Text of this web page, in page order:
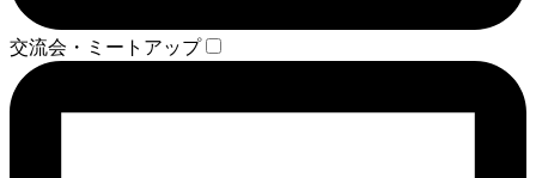
交流会・ミートアップ